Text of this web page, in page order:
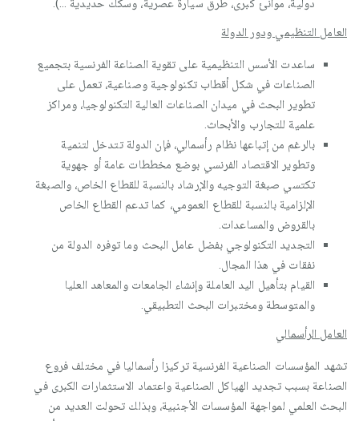
دولية، موانئ كبرى، طرق سيارة عصرية، وسكك حديدية ...).
العامل التنظيمي ودور الدولة
ساعدت الأسس التنظيمية على تقوية الصناعة الفرنسية بتجميع
الصناعات في شكل أقطاب تكنولوجية وصناعية، تعمل على
تطوير البحث في ميدان الصناعات العالية التكنولوجيا، ومراكز
علمية للتجارب والأبحاث.
بالرغم من إتباعها نظام رأسمالي، فإن الدولة تتدخل لتنمية
وتطوير الاقتصاد الفرنسي بوضع مخططات عامة أو جهوية
تكتسي صبغة التوجيه والإرشاد بالنسبة للقطاع الخاص، والصبغة
الإلزامية بالنسبة للقطاع العمومي، كما تدعم القطاع الخاص
بالقروض والمساعدات.
التجديد التكنولوجي بفضل عامل البحث وما توفره الدولة من
نفقات في هذا المجال.
القيام بتأهيل اليد العاملة وإنشاء الجامعات والمعاهد العليا
والمتوسطة ومختبرات البحث التطبيقي.
العامل الرأسمالي
تشهد المؤسسات الصناعية الفرنسية تركيزا رأسماليا في مختلف فروع
الصناعة بسبب تجديد الهياكل الصناعية واعتماد الاستثمارات الكبرى في
البحث العلمي لمواجهة المؤسسات الأجنبية، وبذلك تحولت العديد من